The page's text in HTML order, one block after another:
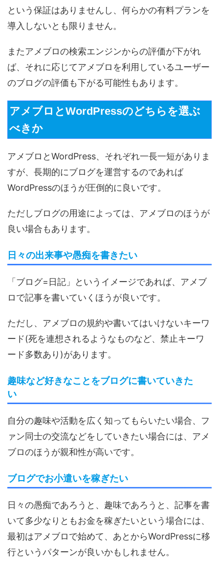
という保証はありませんし、何らかの有料プランを
導入しないとも限りません。
またアメブロの検索エンジンからの評価が下がれ
ば、それに応じてアメブロを利用しているユーザー
のブログの評価も下がる可能性もあります。
アメブロとWordPressのどちらを選ぶ
べきか
アメブロとWordPress、それぞれ一長一短がありま
すが、長期的にブログを運営するのであれば
WordPressのほうが圧倒的に良いです。
ただしブログの用途によっては、アメブロのほうが
良い場合もあります。
日々の出来事や愚痴を書きたい
「ブログ=日記」というイメージであれば、アメブ
ロで記事を書いていくほうが良いです。
ただし、アメブロの規約や書いてはいけないキーワ
ード(死を連想されるようなものなど、禁止キーワ
ード多数あり)があります。
趣味など好きなことをブログに書いていきた
い
自分の趣味や活動を広く知ってもらいたい場合、フ
ァン同士の交流などをしていきたい場合には、アメ
ブロのほうが親和性が高いです。
ブログでお小遣いを稼ぎたい
日々の愚痴であろうと、趣味であろうと、記事を書
いて多少なりともお金を稼ぎたいという場合には、
最初はアメブロで始めて、あとからWordPressに移
行というパターンが良いかもしれません。